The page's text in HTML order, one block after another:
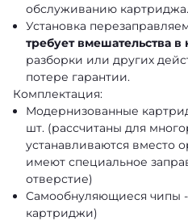
обслуживанию картриджа.
Установка
требует вмешательства
разборки или других
потере гарантии.
Комплектация:
Модернизованные
шт. (рассчитаны для
устанавливаются вместо
имеют специальное
отверстие)
Cамообнуляющиеся чипы
картриджи)